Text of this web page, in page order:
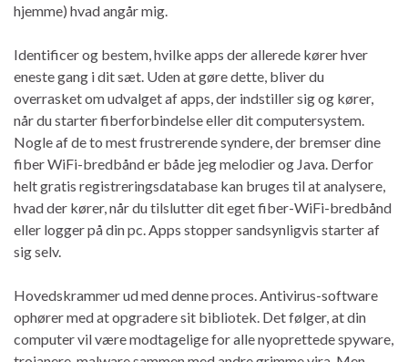
hjemme) hvad angår mig.
Identificer og bestem, hvilke apps der allerede kører hver
eneste gang i dit sæt. Uden at gøre dette, bliver du
overrasket om udvalget af apps, der indstiller sig og kører,
når du starter fiberforbindelse eller dit computersystem.
Nogle af de to mest frustrerende syndere, der bremser dine
fiber WiFi-bredbånd er både jeg melodier og Java. Derfor
helt gratis registreringsdatabase kan bruges til at analysere,
hvad der kører, når du tilslutter dit eget fiber-WiFi-bredbånd
eller logger på din pc. Apps stopper sandsynligvis starter af
sig selv.
Hovedskrammer ud med denne proces. Antivirus-software
ophører med at opgradere sit bibliotek. Det følger, at din
computer vil være modtagelige for alle nyoprettede spyware,